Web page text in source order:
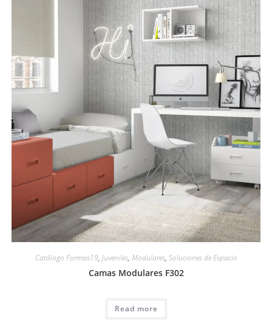
Catálogo Formas19, Juveniles, Modulares, Soluciones de Espacio
Camas Modulares F302
Read more